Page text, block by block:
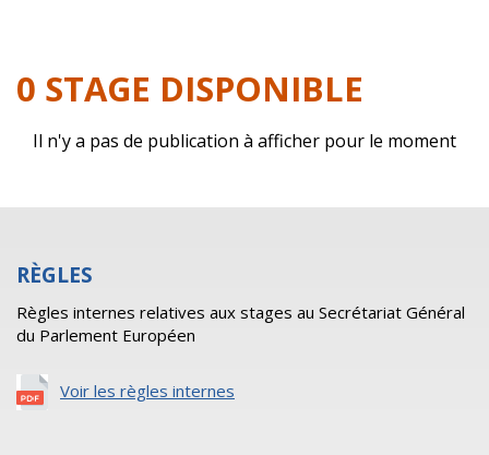
0 STAGE DISPONIBLE
Il n'y a pas de publication à afficher pour le moment
RÈGLES
Règles internes relatives aux stages au Secrétariat Général
du Parlement Européen
Voir les règles internes